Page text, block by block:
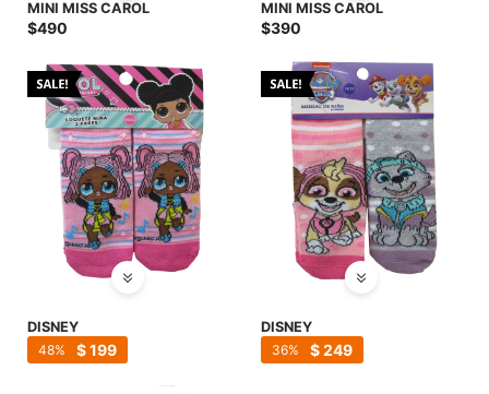
MINI MISS CAROL
$490
MINI MISS CAROL
$390
DISNEY
$199
48
DISNEY
$249
36